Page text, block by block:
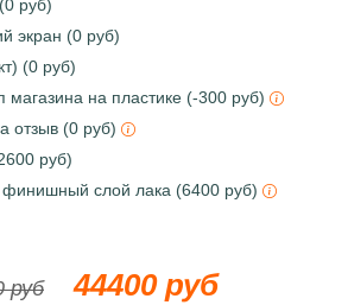
руб)
экран (0 руб)
(0 руб)
магазина на пластике (-300 руб)
отзыв (0 руб)
руб)
слой лака (6400 руб)
руб 44400 руб